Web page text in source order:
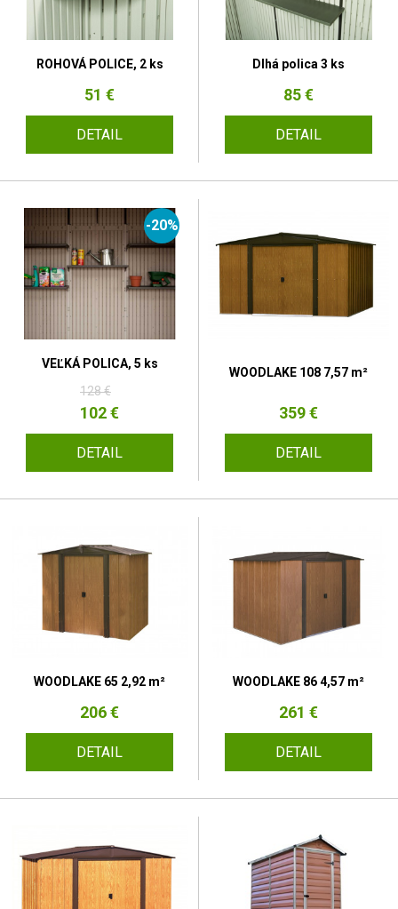
ROHOVÁ POLICE, 2 ks
51 €
DETAIL
Dlhá polica 3 ks
85 €
DETAIL
-20%
VEĽKÁ POLICA, 5 ks
128 €
102 €
DETAIL
WOODLAKE 108 7,57 m²
359 €
DETAIL
WOODLAKE 65 2,92 m²
206 €
DETAIL
WOODLAKE 86 4,57 m²
261 €
DETAIL